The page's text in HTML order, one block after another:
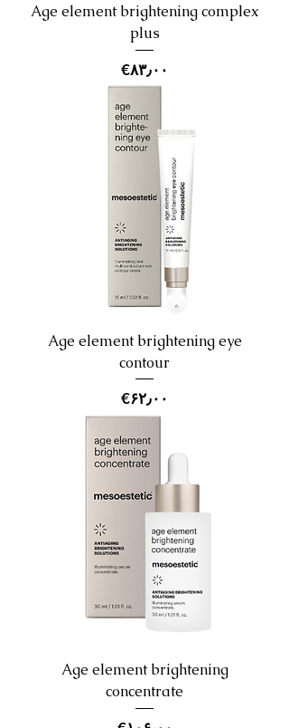
Age element brightening complex
plus
Price
‎€۸۳٫۰۰
Age element brightening eye
contour
Price
‎€۶۲٫۰۰
Age element brightening
concentrate